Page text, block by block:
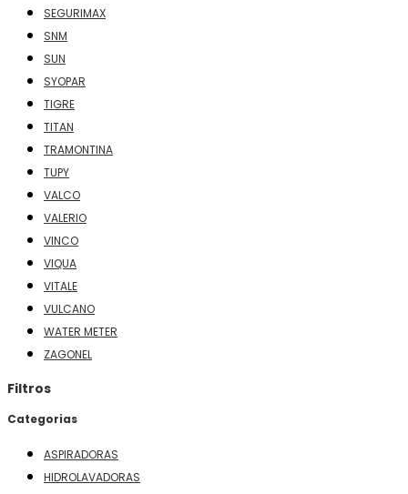
SEGURIMAX
SNM
SUN
SYOPAR
TIGRE
TITAN
TRAMONTINA
TUPY
VALCO
VALERIO
VINCO
VIQUA
VITALE
VULCANO
WATER METER
ZAGONEL
Filtros
Categorias
ASPIRADORAS
HIDROLAVADORAS